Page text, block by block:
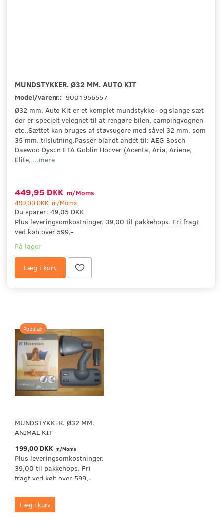
MUNDSTYKKER. Ø32 MM. AUTO KIT
Model/varenr.: 9001956557
Ø32 mm. Auto Kit er et komplet mundstykke- og slange sæt
der er specielt velegnet til at rengøre bilen, campingvognen
etc..Sættet kan bruges af støvsugere med såvel 32 mm. som
35 mm. tilslutning.Passer blandt andet til: AEG Bosch
Daewoo Dyson ETA Goblin Hoover (Acenta, Aria, Ariene,
Elite, ...mere
449,95 DKK m/Moms
499,00 DKKm/Moms
Du sparer: 49,05 DKK
Plus leveringsomkostninger. 39,00 til pakkehops. Fri fragt
ved køb over 599,-
På lager
Læg i kurv
Populær
MUNDSTYKKER. Ø32 MM.
ANIMAL KIT
199,00 DKK m/Moms
Plus leveringsomkostninger.
39,00 til pakkehops. Fri
fragt ved køb over 599,-
Læg i kurv